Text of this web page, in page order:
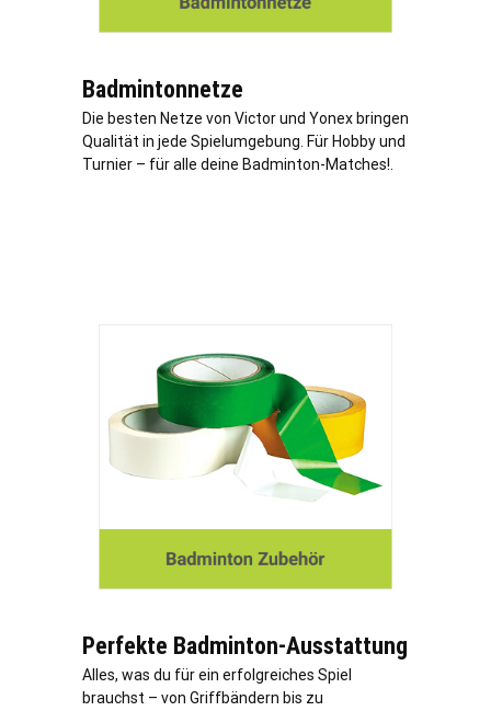
Badmintonnetze
Die besten Netze von Victor und Yonex bringen
Qualität in jede Spielumgebung. Für Hobby und
Turnier – für alle deine Badminton-Matches!.
Perfekte Badminton-Ausstattung
Alles, was du für ein erfolgreiches Spiel
brauchst – von Griffbändern bis zu